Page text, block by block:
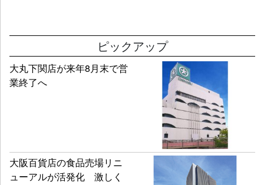
ピックアップ
大丸下関店が来年8月末で営
業終了へ
大阪百貨店の食品売場リニ
ューアルが活発化 激しく